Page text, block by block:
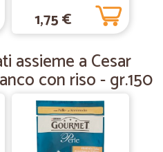
24/03/2019
di…
Manzo e Cuore di Verdure
150 gr.
1,75 €
assieme a Cesar
con riso - gr.150